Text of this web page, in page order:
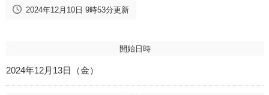
2024年12月10日 9時53分更新
開始日時
2024年12月13日（金）